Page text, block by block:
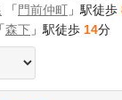
「門前仲町 」駅徒歩
森下 」駅徒歩 14分